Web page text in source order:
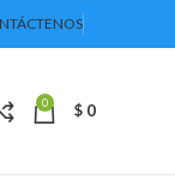
0 $ 0